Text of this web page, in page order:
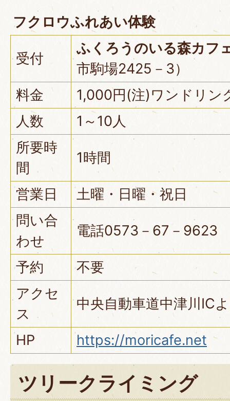
フクロウふれあい体験
受付
ふくろうのいる森カフ
市駒場2425－3）
料金
1,000円(注)ワンドリン
人数
1～10人
所要時
間
1時間
営業日
土曜・日曜・祝日
問い合
わせ
電話0573－67－9623
予約
不要
アクセ
ス
中央自動車道中津川IC
HP https://moricafe.net
ツリークライミング